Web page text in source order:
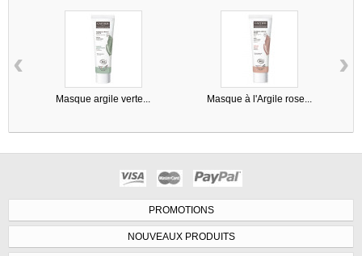
Masque argile verte... Masque à l'Argile rose...
‹ ›
PROMOTIONS
NOUVEAUX PRODUITS